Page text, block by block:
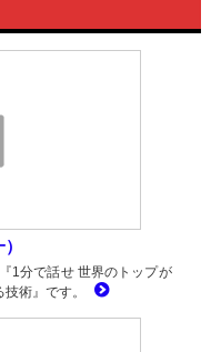
1分で話せ 世界のトップが
術』です。